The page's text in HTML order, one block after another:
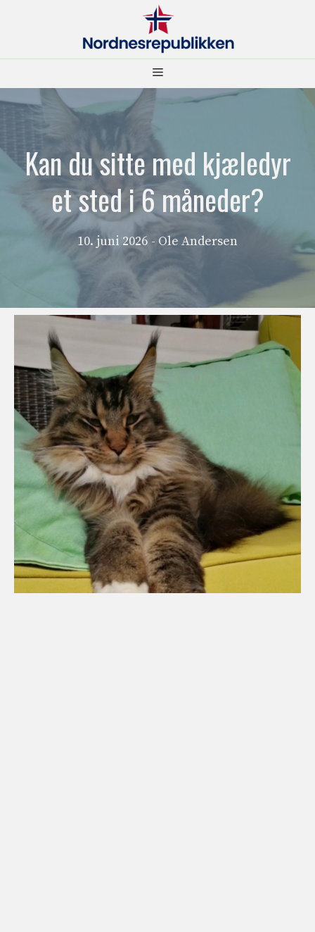
Meny
Kan du sitte med kjæledyr
et sted i 6 måneder?
10. juni 2026 - Ole Andersen